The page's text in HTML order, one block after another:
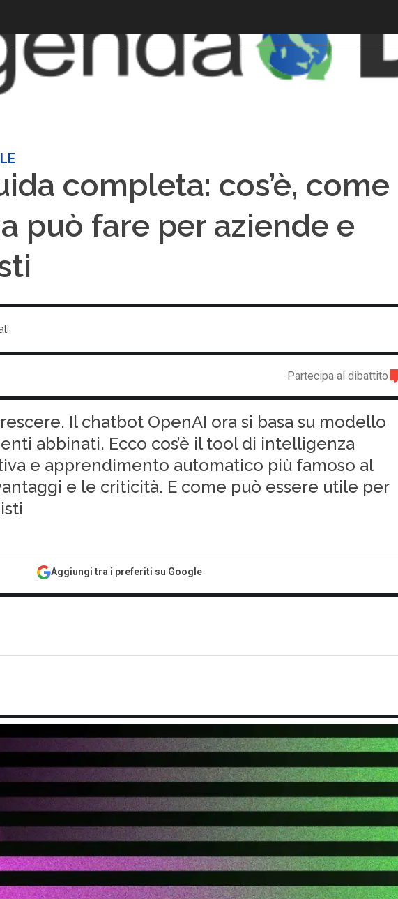
completa: cos’è, come
può fare per aziende e
Partecipa al dibattito
Il chatbot OpenAI ora si basa su modello
abbinati. Ecco cos’è il tool di intelligenza
e apprendimento automatico più famoso al
e le criticità. E come può essere utile per
Aggiungi tra i preferiti su Google
B
big data